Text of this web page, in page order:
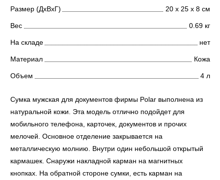
Размер (ДхВхГ) 20 х 25 х 8 см
Вес 0.69 кг
На складе нет
Материал Кожа
Объем 4 л
Сумка мужская для документов фирмы Polar выполнена из
натуральной кожи. Эта модель отлично подойдет для
мобильного телефона, карточек, документов и прочих
мелочей. Основное отделение закрывается на
металлическую молнию. Внутри один небольшой открытый
кармашек. Снаружи накладной карман на магнитных
кнопках. На обратной стороне сумки, есть карман на